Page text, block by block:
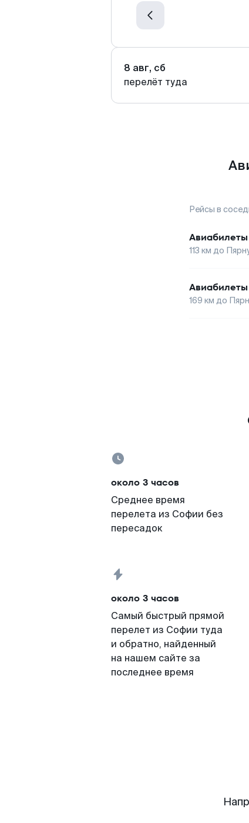
8 авг, сб
перелёт туда
Рейсы в
Авиабилеты
113 км до
Авиабилеты
169 км до
около 3 часов
Среднее время
перелета из Софии без
пересадок
около 3 часов
Самый быстрый прямой
перелет из Софии туда
и обратно, найденный
на нашем сайте за
последнее время